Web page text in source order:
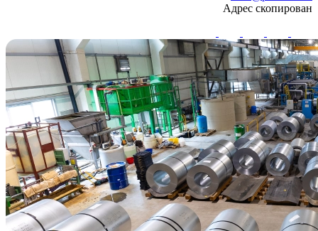
Адрес скопирован